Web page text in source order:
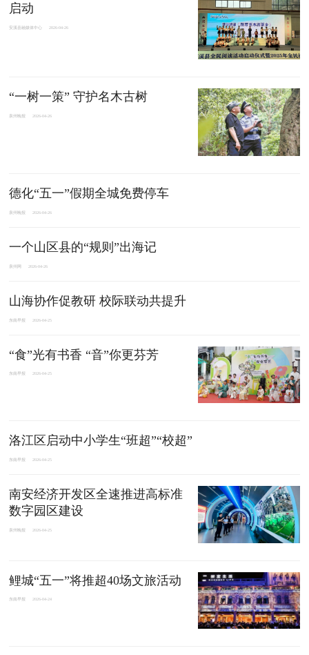
启动
安溪县融媒体中心 2026-04-26
“一树一策” 守护名木古树
泉州晚报 2026-04-26
德化“五一”假期全城免费停车
泉州晚报 2026-04-26
一个山区县的“规则”出海记
泉州网 2026-04-26
山海协作促教研 校际联动共提升
东南早报 2026-04-25
“食”光有书香 “音”你更芬芳
东南早报 2026-04-25
洛江区启动中小学生“班超”“校超”
东南早报 2026-04-25
南安经济开发区全速推进高标准
数字园区建设
泉州晚报 2026-04-25
鲤城“五一”将推超40场文旅活动
东南早报 2026-04-24